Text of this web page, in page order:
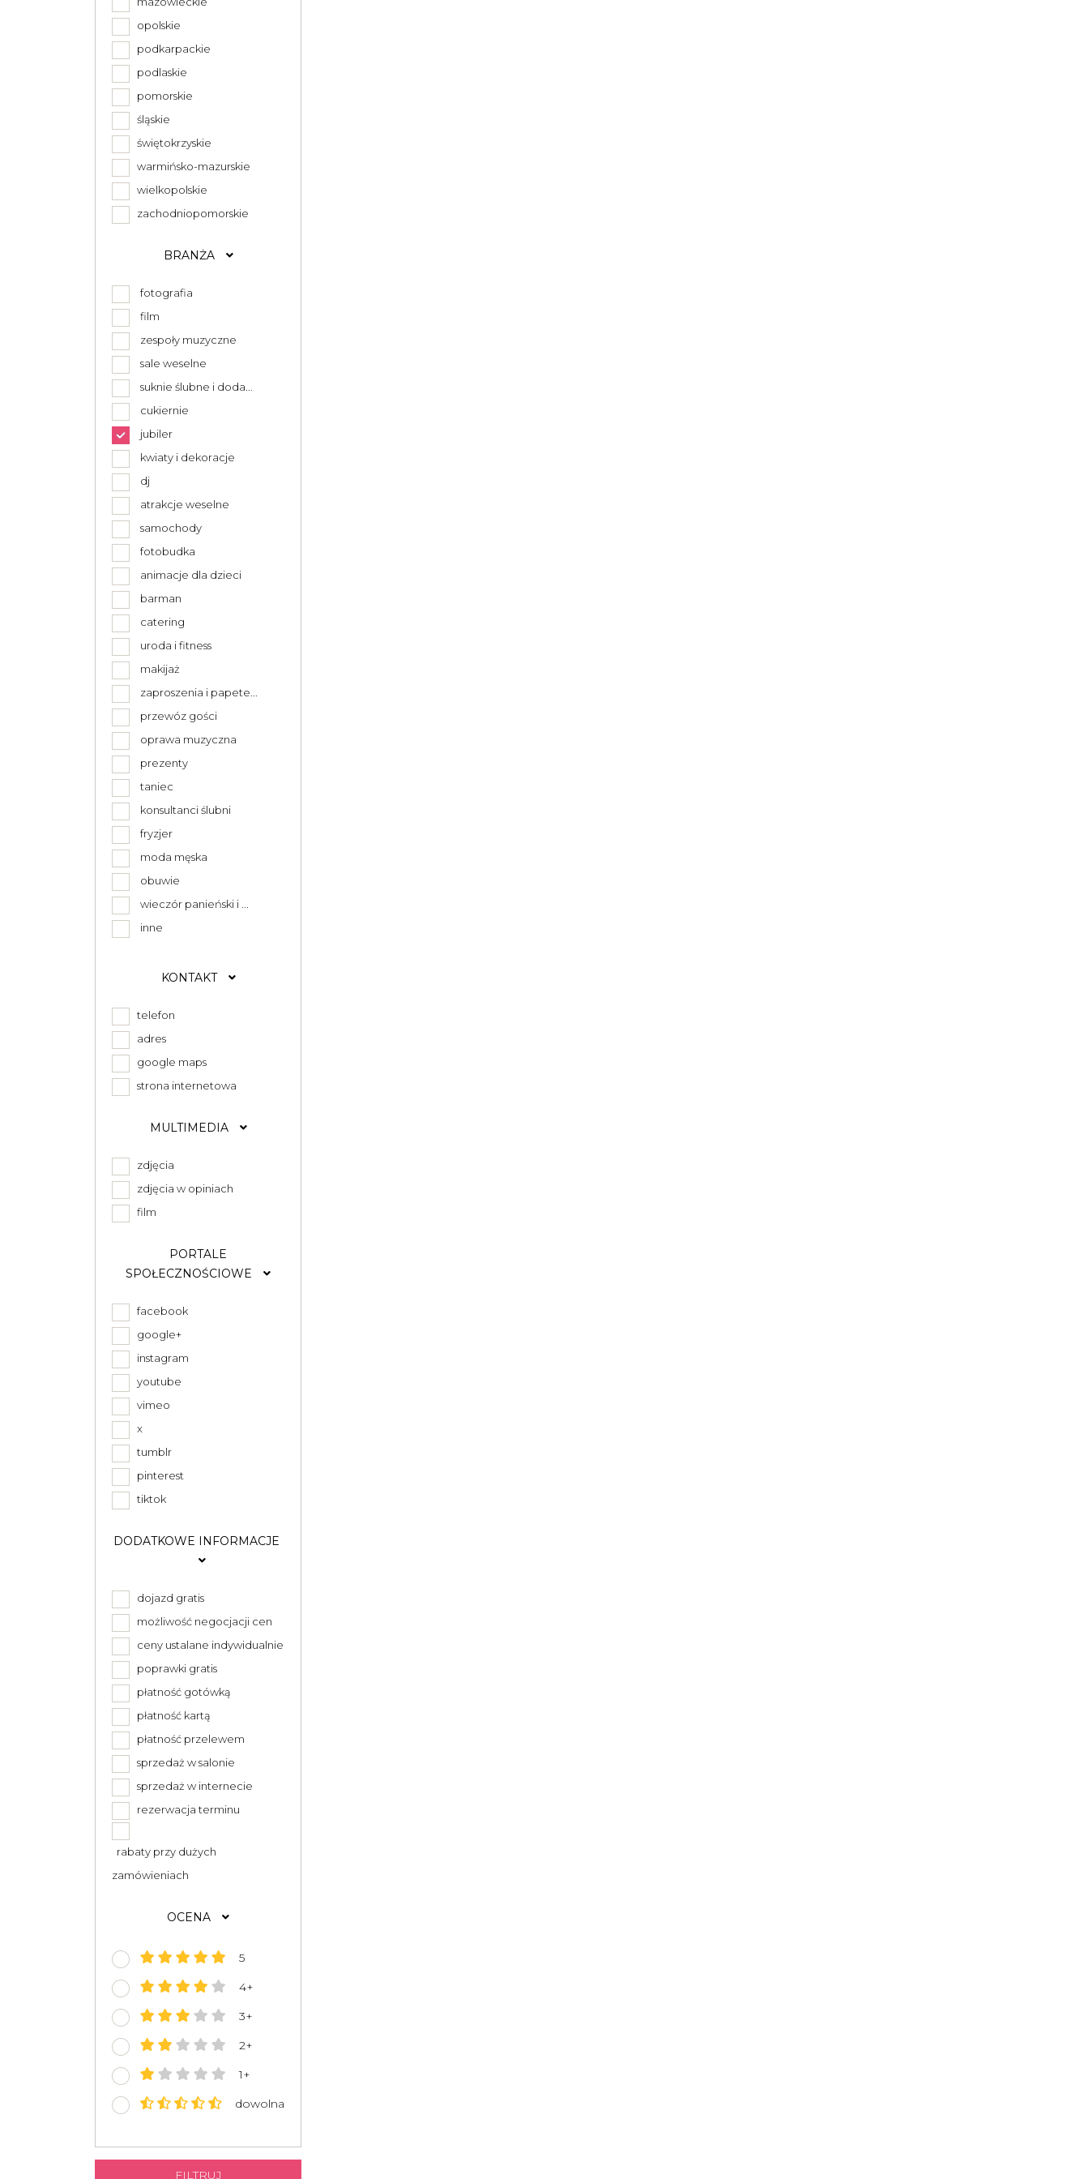
opolskie
podkarpackie
podlaskie
pomorskie
śląskie
świętokrzyskie
warmińsko-mazurskie
wielkopolskie
zachodniopomorskie
BRANŻA
fotografia
film
zespoły muzyczne
sale weselne
suknie ślubne i doda...
cukiernie
jubiler
kwiaty i dekoracje
dj
atrakcje weselne
samochody
fotobudka
animacje dla dzieci
barman
catering
uroda i fitness
makijaż
zaproszenia i papete...
przewóz gości
oprawa muzyczna
prezenty
taniec
konsultanci ślubni
fryzjer
moda męska
obuwie
wieczór panieński i ...
inne
KONTAKT
telefon
adres
google maps
strona internetowa
MULTIMEDIA
zdjęcia
zdjęcia w opiniach
film
PORTALE
SPOŁECZNOŚCIOWE
facebook
google+
instagram
youtube
vimeo
x
tumblr
pinterest
tiktok
DODATKOWE INFORMACJE
dojazd gratis
możliwość negocjacji cen
ceny ustalane indywidualnie
poprawki gratis
płatność gotówką
płatność kartą
płatność przelewem
sprzedaż w salonie
sprzedaż w internecie
rezerwacja terminu
rabaty przy dużych
zamówieniach
OCENA
5
4+
3+
2+
1+
dowolna
FILTRUJ